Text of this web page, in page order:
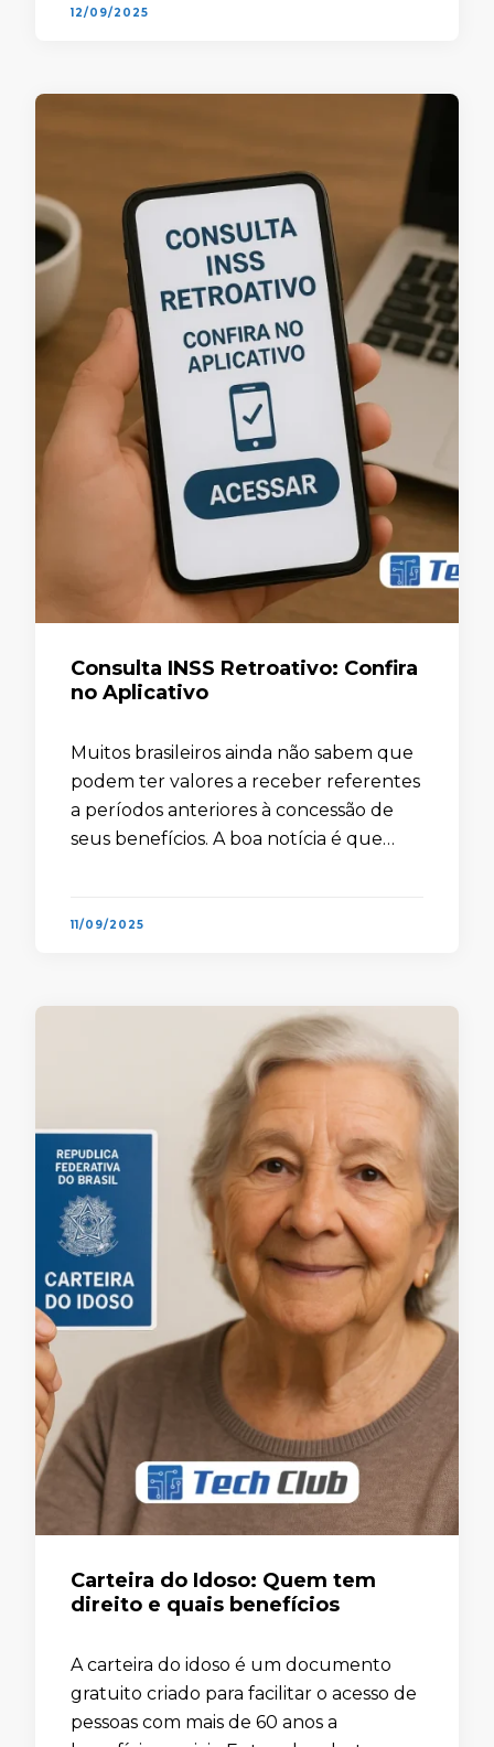
abono anual garante não …
12/09/2025
Consulta INSS Retroativo: Confira
no Aplicativo
Muitos brasileiros ainda não sabem que
podem ter valores a receber referentes
a períodos anteriores à concessão de
seus benefícios. A boa notícia é que
INSS, …
11/09/2025
Carteira do Idoso: Quem tem
direito e quais benefícios
A carteira do idoso é um documento
gratuito criado para facilitar o acesso de
pessoas com mais de 60 anos a